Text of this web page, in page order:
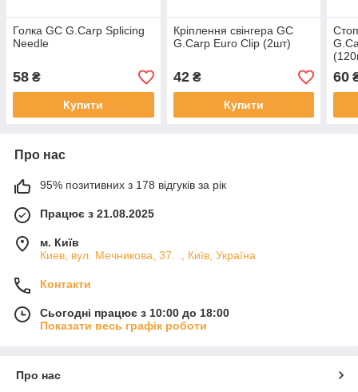
Голка GC G.Carp Splicing
Needle
58 ₴
Купити
Кріплення свінгера GC
G.Carp Euro Clip (2шт)
42₴
Купити
60
Про нас
95% позитивних з 178 відгуків за рік
Працює з 21.08.2025
м. Київ
Киев, вул. Мечникова, 37. ., Київ, Україна
Контакти
Сьогодні працює з 10:00 до 18:00
Показати весь графік роботи
Про нас